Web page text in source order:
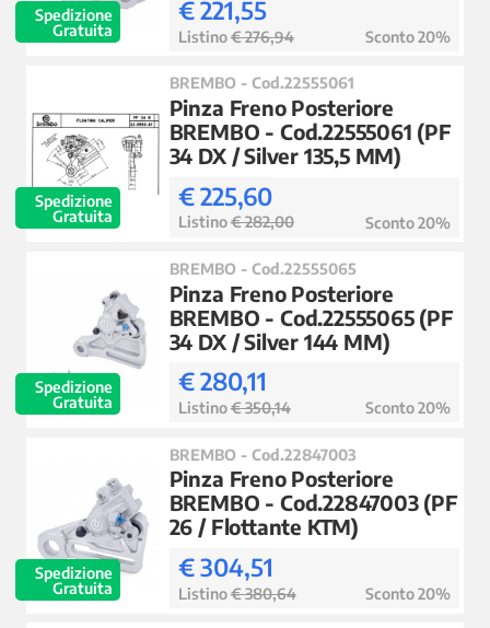
Spedizione
Gratuita
€ 221,55
Listino€ 276,94 Sconto 20%
Spedizione
Gratuita
BREMBO - Cod.22555061
Pinza Freno Posteriore
BREMBO - Cod.22555061 (PF
34 DX / Silver 135,5 MM)
€ 225,60
Listino€ 282,00 Sconto 20%
Spedizione
Gratuita
BREMBO - Cod.22555065
Pinza Freno Posteriore
BREMBO - Cod.22555065 (PF
34 DX / Silver 144 MM)
€ 280,11
Listino€ 350,14 Sconto 20%
Spedizione
Gratuita
BREMBO - Cod.22847003
Pinza Freno Posteriore
BREMBO - Cod.22847003 (PF
26 / Flottante KTM)
€ 304,51
Listino€ 380,64 Sconto 20%